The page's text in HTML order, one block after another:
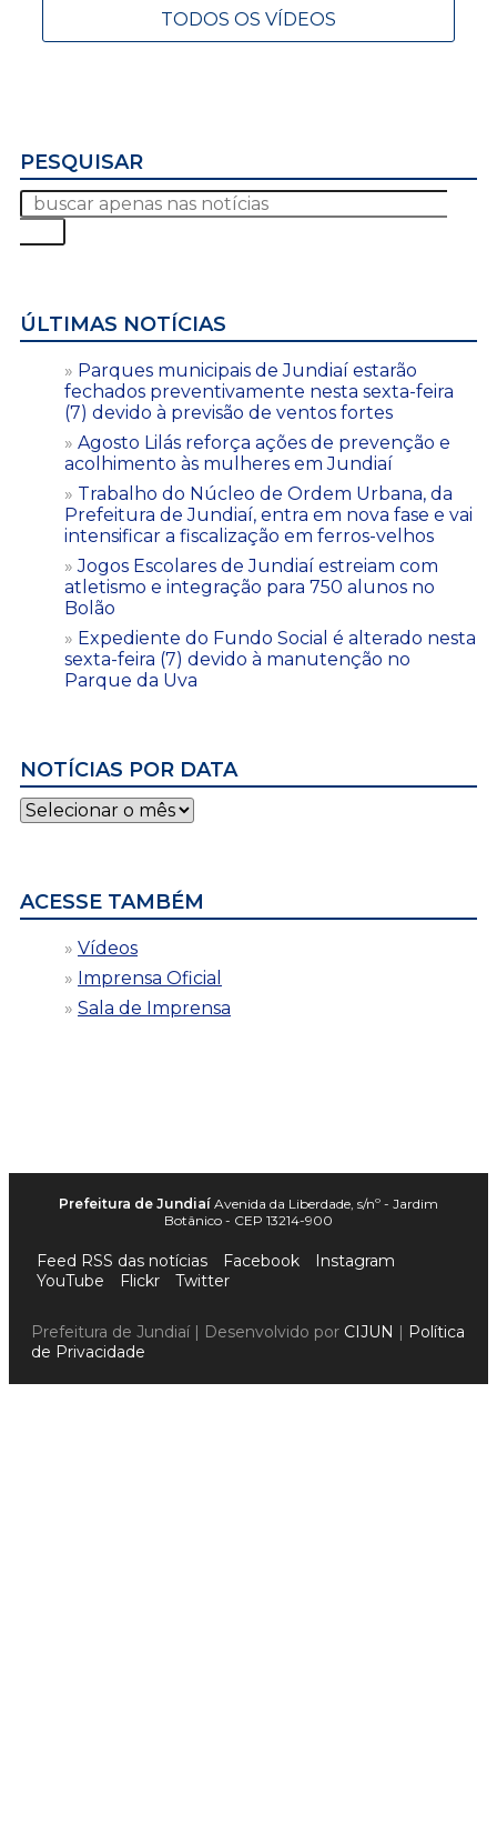
TODOS OS VÍDEOS
PESQUISAR
ÚLTIMAS NOTÍCIAS
Parques municipais de Jundiaí estarão
fechados preventivamente nesta sexta-feira
(7) devido à previsão de ventos fortes
Agosto Lilás reforça ações de prevenção e
acolhimento às mulheres em Jundiaí
Trabalho do Núcleo de Ordem Urbana, da
Prefeitura de Jundiaí, entra em nova fase e vai
intensificar a fiscalização em ferros-velhos
Jogos Escolares de Jundiaí estreiam com
atletismo e integração para 750 alunos no
Bolão
Expediente do Fundo Social é alterado nesta
sexta-feira (7) devido à manutenção no
Parque da Uva
NOTÍCIAS POR DATA
Notícias
por
ACESSE TAMBÉM
Vídeos
Imprensa Oficial
Sala de Imprensa
Prefeitura de Jundiaí Avenida da Liberdade, s/nº - Jardim
Botânico - CEP 13214-900
Feed RSS das notícias Facebook
Instagram
YouTube
Flickr Twitter
Prefeitura de Jundiaí | Desenvolvido por CIJUN | Política
de Privacidade